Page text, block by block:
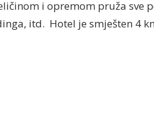
i opremom pruža sve
itd. Hotel je smješten 4